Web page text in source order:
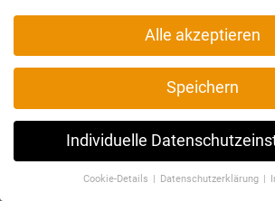
Kundenbilder/ Gästebuch
Josef Pöcklhofer
5020 Salzburg
+43 (0) 664 42 60 009
Alle akzeptieren
Speichern
Individuelle
Cookie-Details Datenschutzerklärung